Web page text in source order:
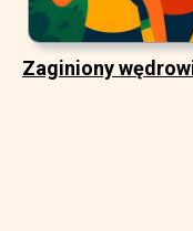
Zaginiony